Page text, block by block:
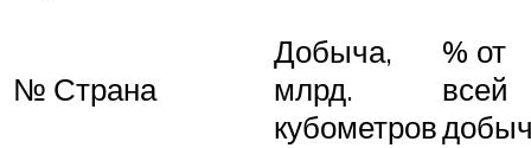
№ Страна
Добыча,
млрд.
кубометров
% от
всей